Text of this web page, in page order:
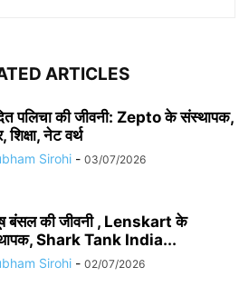
ARTICLES
पलिचा की जीवनी: Zepto के संस्थापक,
शिक्षा, नेट वर्थ
Sirohi - 03/07/2026
बंसल की जीवनी , Lenskart के
Shark Tank India...
Sirohi - 02/07/2026